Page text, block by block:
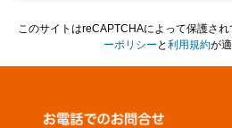
このサイトはreCAPTCHAによって保護さ
ーポリシー と利用規約が